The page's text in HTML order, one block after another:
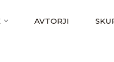
AVTORJI